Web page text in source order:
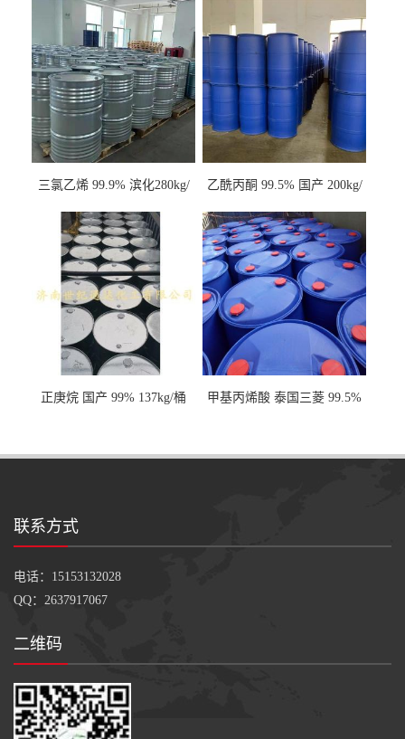
三氯乙烯 99.9% 滨化280kg/
乙酰丙酮 99.5% 国产 200kg/
正庚烷 国产 99% 137kg/桶
甲基丙烯酸 泰国三菱 99.5%
联系方式
电话：15153132028
QQ：2637917067
二维码